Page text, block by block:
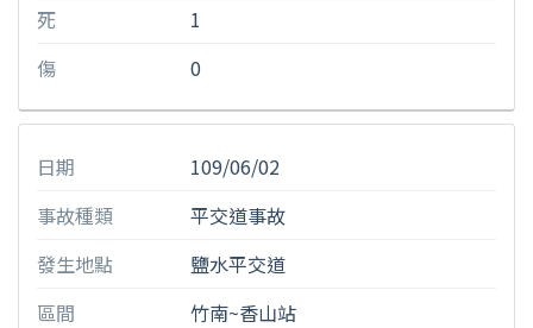
死
1
傷
0
日期
109/06/02
事故種類
平交道事故
發生地點
鹽水平交道
區間
竹南~香山站